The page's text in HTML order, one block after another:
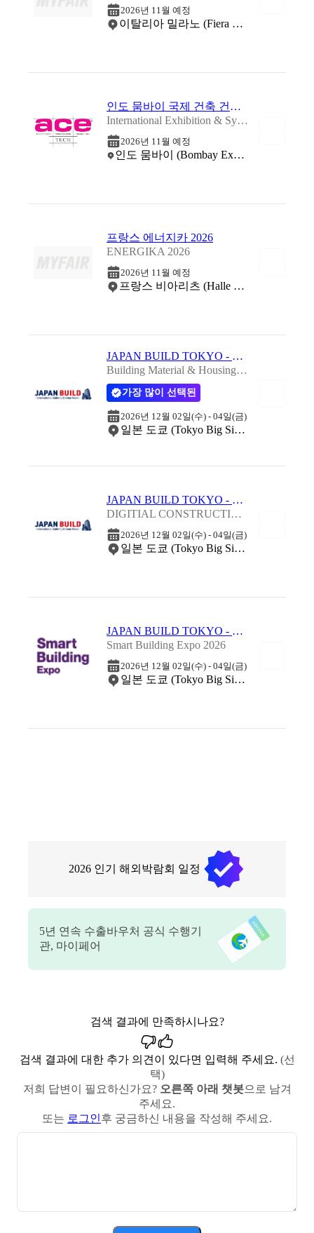
2026년 11월 예정
이탈리아 밀라노 (Fiera Milano)
인도 뭄바이 국제 건축 건설 기술 박람회 2026
International Exhibition & Symposium on Architecture & Construction & Engineering 2026
2026년 11월 예정
인도 뭄바이 (Bombay Exhibition Centre (BEC))
프랑스 에너지카 2026
ENERGIKA 2026
2026년 11월 예정
프랑스 비아리츠 (Halle d'Iraty)
JAPAN BUILD TOKYO - 일본 도쿄 건축자재 및 주택설비 박람회 2026
Building Material & Housing Equipment Expo 2026
가장 많이 선택된
2026년 12월 02일(수) - 04일(금)
일본 도쿄 (Tokyo Big Sight)
JAPAN BUILD TOKYO - 일본 도쿄 디지털 건설 박람회 2026
DIGITIAL CONSTRUCTION EXPO TOKYO 2026
2026년 12월 02일(수) - 04일(금)
일본 도쿄 (Tokyo Big Sight)
JAPAN BUILD TOKYO - 일본 도쿄 스마트 빌딩 박람회 2026
Smart Building Expo 2026
2026년 12월 02일(수) - 04일(금)
일본 도쿄 (Tokyo Big Sight)
2026 인기 해외박람회 일정
5년 연속 수출바우처 공식 수행기
관, 마이페어
검색 결과에 만족하시나요?
검색 결과에 대한 추가 의견이 있다면 입력해 주세요. (선
택)
저희 답변이 필요하신가요? 오른쪽 아래 챗봇으로 남겨
주세요.
또는 로그인후 궁금하신 내용을 작성해 주세요.